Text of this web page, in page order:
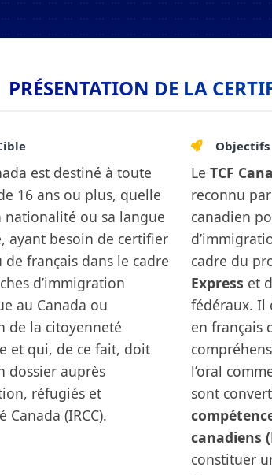
PRÉSENTATION DE LA
est destiné à toute
16 ans ou plus, quelle
nationalité ou sa langue
ayant besoin de certifier
de français dans le cadre
d’immigration
au Canada ou
de la citoyenneté
et qui, de ce fait, doit
dossier auprès
réfugiés et
Canada (IRCC).
Objectifs
Le TCF
reconnu
canadien
cadre du
Express et
fédéraux. Il
en français
l’oral
sont
canadiens
constituer